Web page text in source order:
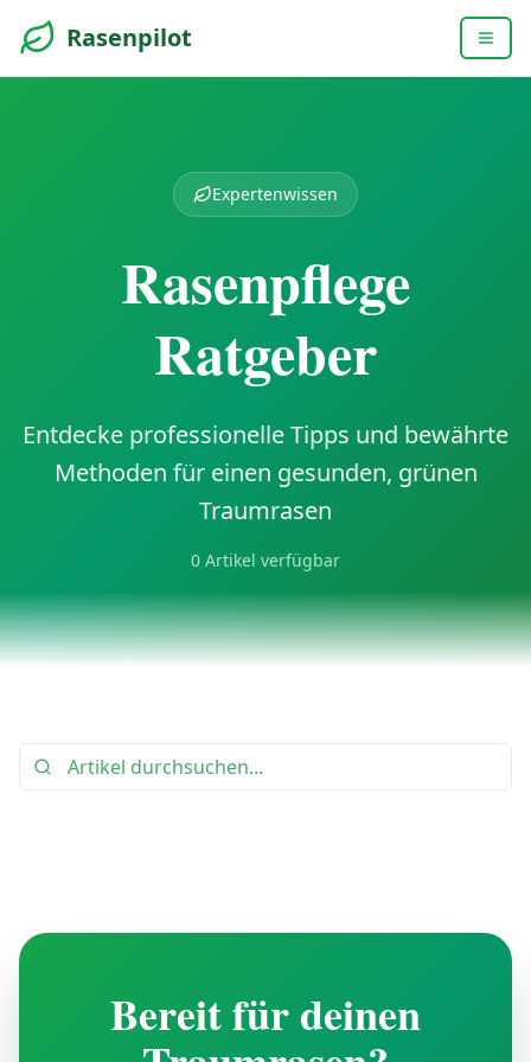
Rasenpilot
Expertenwissen
Rasenpflege
Ratgeber
Entdecke professionelle Tipps und bewährte
Methoden für einen gesunden, grünen
Traumrasen
0 Artikel verfügbar
Bereit für deinen